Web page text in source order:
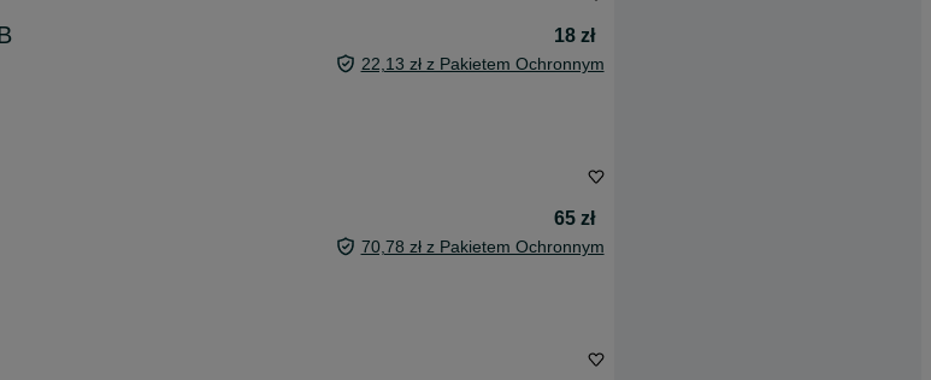
18 zł
22,13 zł z Pakietem Ochronnym
65 zł
70,78 zł z Pakietem Ochronnym